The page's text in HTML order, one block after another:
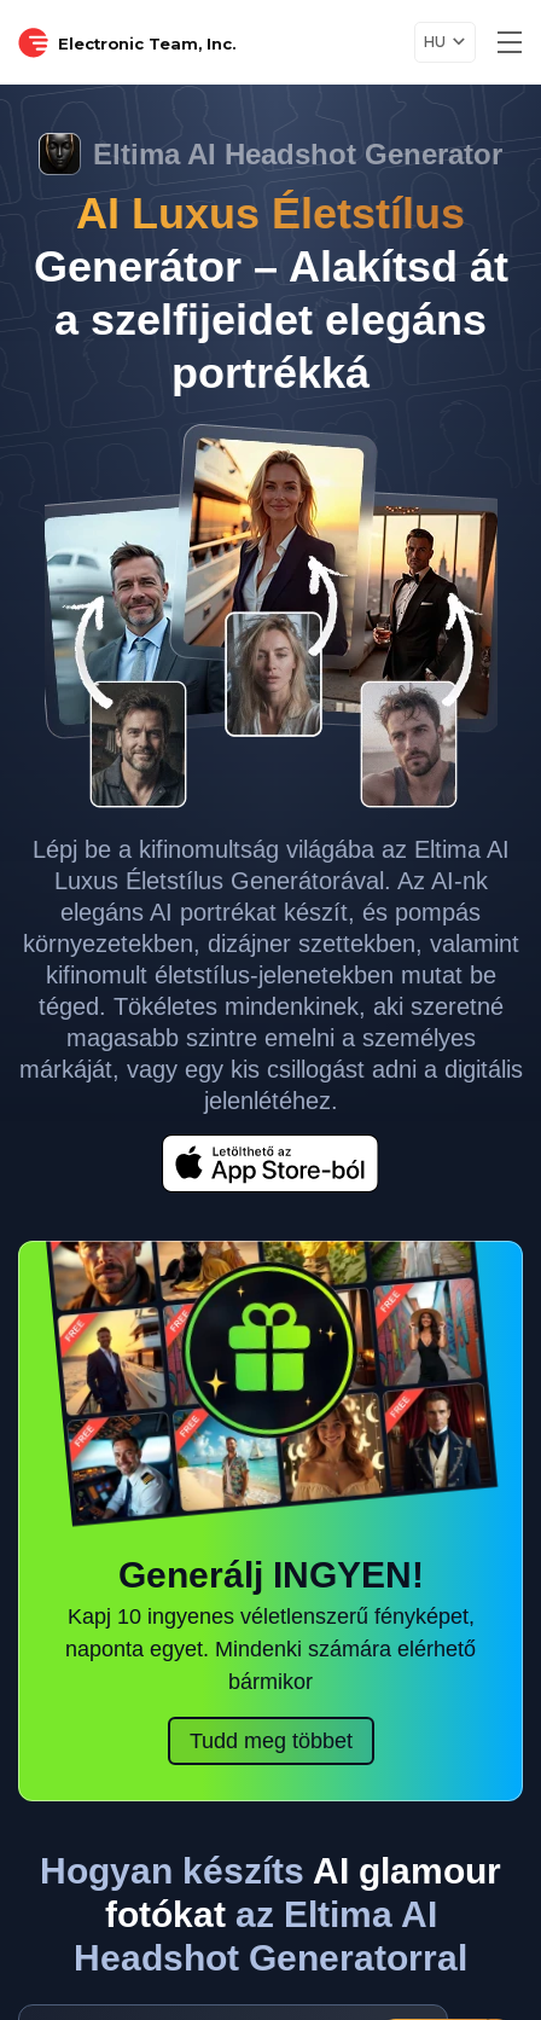
Electronic Team, Inc. HU
Eltima AI Headshot Generator
AI Luxus Életstílus
Generátor – Alakítsd át
a szelfijeidet elegáns
portrékká
Lépj be a kifinomultság világába az Eltima AI
Luxus Életstílus Generátorával. Az AI-nk
elegáns AI portrékat készít, és pompás
környezetekben, dizájner szettekben, valamint
kifinomult életstílus-jelenetekben mutat be
téged. Tökéletes mindenkinek, aki szeretné
magasabb szintre emelni a személyes
márkáját, vagy egy kis csillogást adni a digitális
jelenlétéhez.
Generálj INGYEN!
Kapj 10 ingyenes véletlenszerű fényképet,
naponta egyet. Mindenki számára elérhető
bármikor
Tudd meg többet
Hogyan készíts AI glamour
fotókat az Eltima AI
Headshot Generatorral